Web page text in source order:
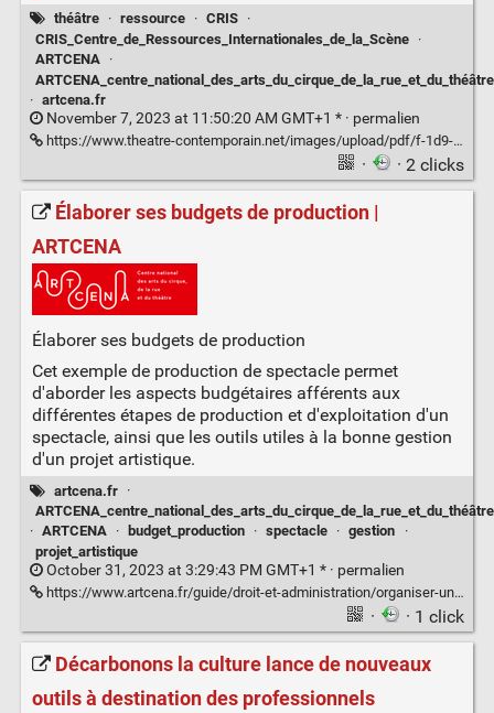
théâtre · ressource · CRIS ·
CRIS_Centre_de_Ressources_Internationales_de_la_Scène
·
ARTCENA
·
ARTCENA_centre_national_des_arts_du_cirque_de_la_rue_et_du_théâtre
· artcena.fr
November 7, 2023 at 11:50:20 AM GMT+1 * · permalien
https://www.theatre-contemporain.net/images/upload/pdf/f-1d9-654b6337934fd.pdf
· · 2 clicks
Élaborer ses budgets de production |
ARTCENA
Élaborer ses budgets de production
Cet exemple de production de spectacle permet
d'aborder les aspects budgétaires afférents aux
différentes étapes de production et d'exploitation d'un
spectacle, ainsi que les outils utiles à la bonne gestion
d'un projet artistique.
artcena.fr
·
ARTCENA_centre_national_des_arts_du_cirque_de_la_rue_et_du_théâtre
· ARTCENA · budget_production · spectacle · gestion
·
projet_artistique
October 31, 2023 at 3:29:43 PM GMT+1 * · permalien
https://www.artcena.fr/guide/droit-et-administration/organiser-un-spectacle/elaborer-ses-budgets-de-production
· · 1 click
Décarbonons la culture lance de nouveaux
outils à destination des professionnels